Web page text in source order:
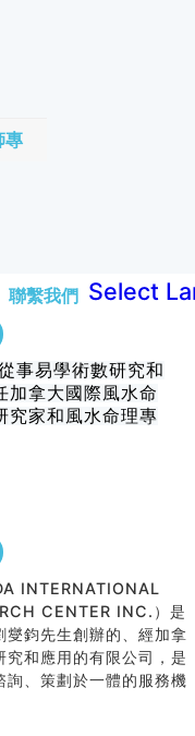
聯繫我們 Select
事易學術數研究和
加拿大國際風水命
究家和風水命理專
INTERNATIONAL
CENTER INC.）是
鈞先生創辦的、經加拿
和應用的有限公司，是
、策劃於一體的服務機